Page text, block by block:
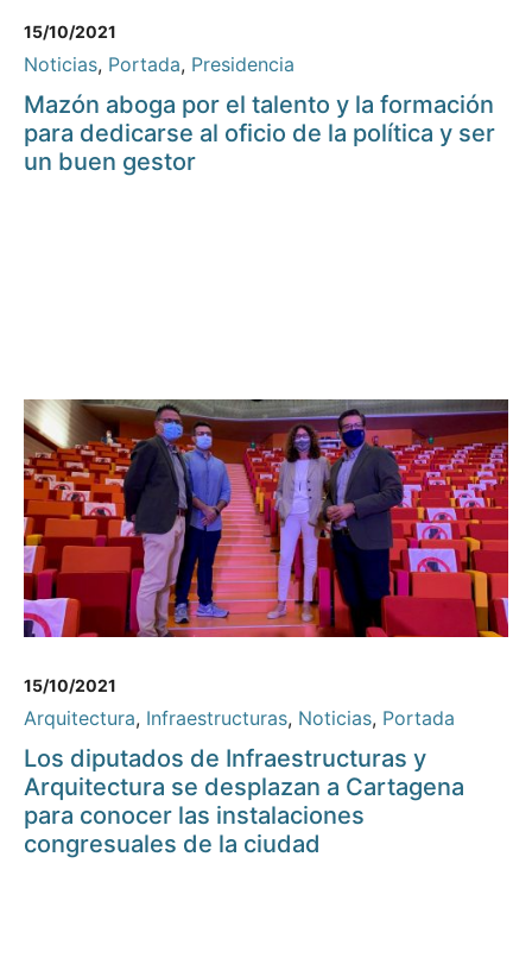
15/10/2021
Noticias, Portada, Presidencia
Mazón aboga por el talento y la formación
para dedicarse al oficio de la política y ser
un buen gestor
15/10/2021
Arquitectura, Infraestructuras, Noticias, Portada
Los diputados de Infraestructuras y
Arquitectura se desplazan a Cartagena
para conocer las instalaciones
congresuales de la ciudad